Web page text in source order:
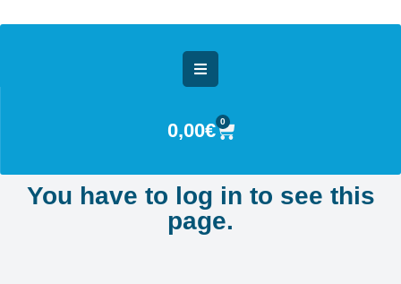
0,00€ 0
You have to log in to see this
page.